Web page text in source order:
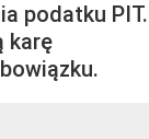
podatku PIT.
karę